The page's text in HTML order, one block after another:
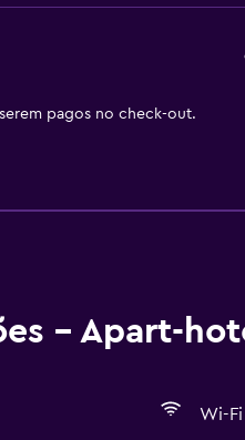
pagos no check-out.
- Apart-
Wi-